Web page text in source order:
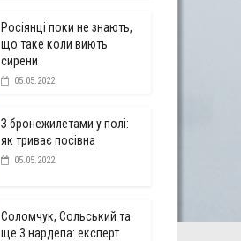
Росіянці поки не знають,
що таке коли виють
сирени
05.05.2022
З бронежилетами у полі:
як триває посівна
05.05.2022
Соломчук, Сольський та
ще 3 нардепа: експерт